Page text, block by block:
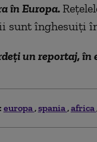
în Europa.
sunt înghesuiţi
un reportaj, în
europa spania africa